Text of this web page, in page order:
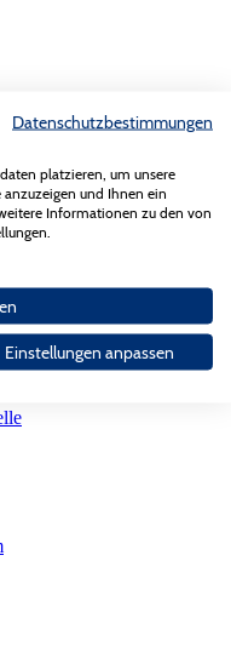
Saar
Datenschutzbestimmungen
platzieren, um unsere
und Ihnen ein
Informationen zu den von
Einstellungen anpassen